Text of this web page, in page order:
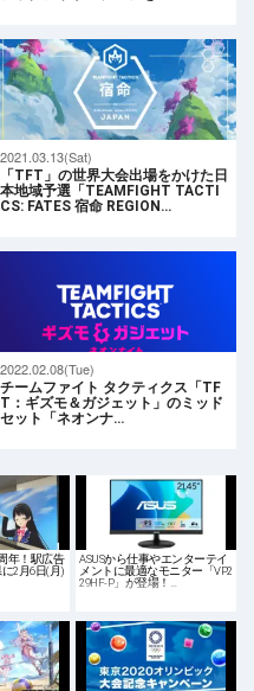
2021.03.13(Sat)
「TFT」の世界大会出場をかけた日
本地域予選「TEAMFIGHT TACTI
CS: FATES 宿命 REGION…
2022.02.08(Tue)
チームファイト タクティクス「TF
T：ギズモ＆ガジェット」のミッド
セット「ネオンナ…
年！駅広告
2月6日(月)
ASUSから仕事やエンターテイ
メントに最適なモニター「VP2
29HF-P」が登場！…